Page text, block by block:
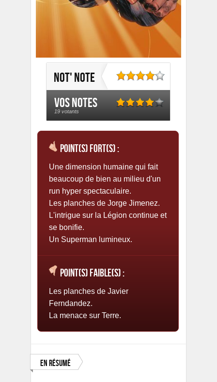
Not' note
Vos notes
19 votants
Point(s) fort(s) :
Une dimension humaine qui fait
beaucoup de bien au milieu d'un
run hyper spectaculaire.
Les planches de Jorge Jimenez.
L'intrigue sur la Légion continue et
se bonifie.
Un Superman lumineux.
Point(s) faible(s) :
Les planches de Javier
Ferndandez.
La menace sur Terre.
En résumé